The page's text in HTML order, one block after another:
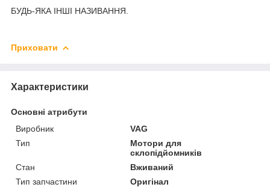
БУДЬ-ЯКА ІНШІ НАЗИВАННЯ.
Приховати
Характеристики
Основні атрибути
Виробник
VAG
Тип
Мотори для
склопідйомників
Стан
Вживаний
Тип запчастини
Оригінал